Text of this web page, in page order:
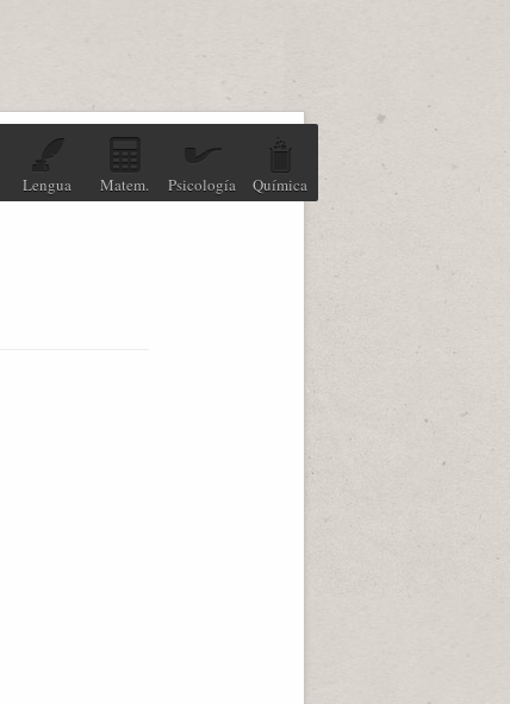
Lengua Matem. Psicología Química